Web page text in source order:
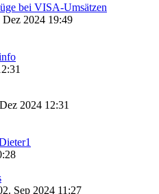
bei VISA-Umsätzen
2024 19:49
2024 12:31
Sep 2024 11:27